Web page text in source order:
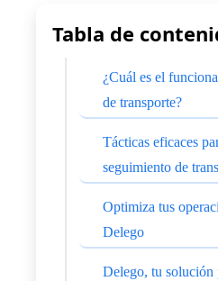
Tabla de
¿Cuál es el
de transporte?
Tácticas eficaces
seguimiento de
Optimiza tus
Delego
Delego, tu solución